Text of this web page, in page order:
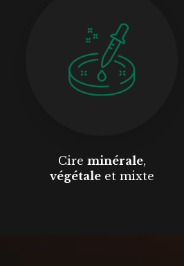
Cire minérale,
végétaleet mixte